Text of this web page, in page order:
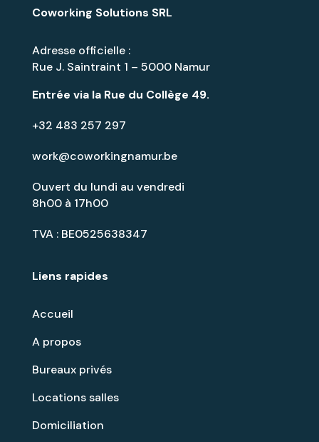
Liens rapides
Accueil
A propos
Bureaux privés
Locations salles
Domiciliation
Coworking Solutions SRL
Adresse officielle :
Rue J. Saintraint 1 – 5000 Namur
Entrée via la Rue du Collège 49.
+32 483 257 297
work@coworkingnamur.be
Ouvert du lundi au vendredi
8h00 à 17h00
TVA : BE0525638347